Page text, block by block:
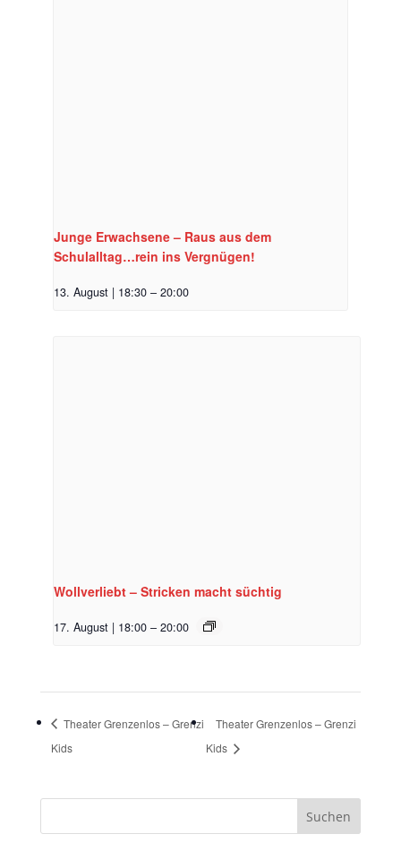
Junge Erwachsene – Raus aus dem
Schulalltag…rein ins Vergnügen!
13. August | 18:30 – 20:00
Wollverliebt – Stricken macht süchtig
17. August | 18:00 – 20:00
Theater Grenzenlos – Grenzi
Kids
Theater Grenzenlos – Grenzi
Kids